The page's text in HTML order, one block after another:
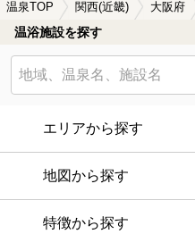
温泉TOP 関西(近畿) 大阪府
温浴施設を探す
エリアから探す
地図から探す
特徴から探す